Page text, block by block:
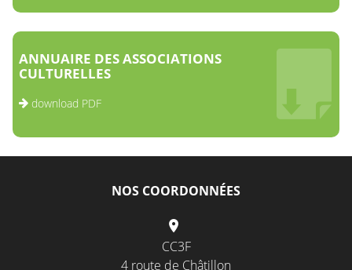
ANNUAIRE DES ASSOCIATIONS
CULTURELLES
download PDF
NOS COORDONNÉES
CC3F
4 route de Châtillon